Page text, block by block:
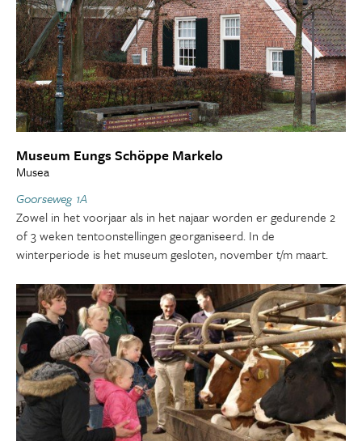
Museum Eungs Schöppe Markelo
Musea
Goorseweg 1A
Zowel in het voorjaar als in het najaar worden er gedurende 2
of 3 weken tentoonstellingen georganiseerd. In de
winterperiode is het museum gesloten, november t/m maart.